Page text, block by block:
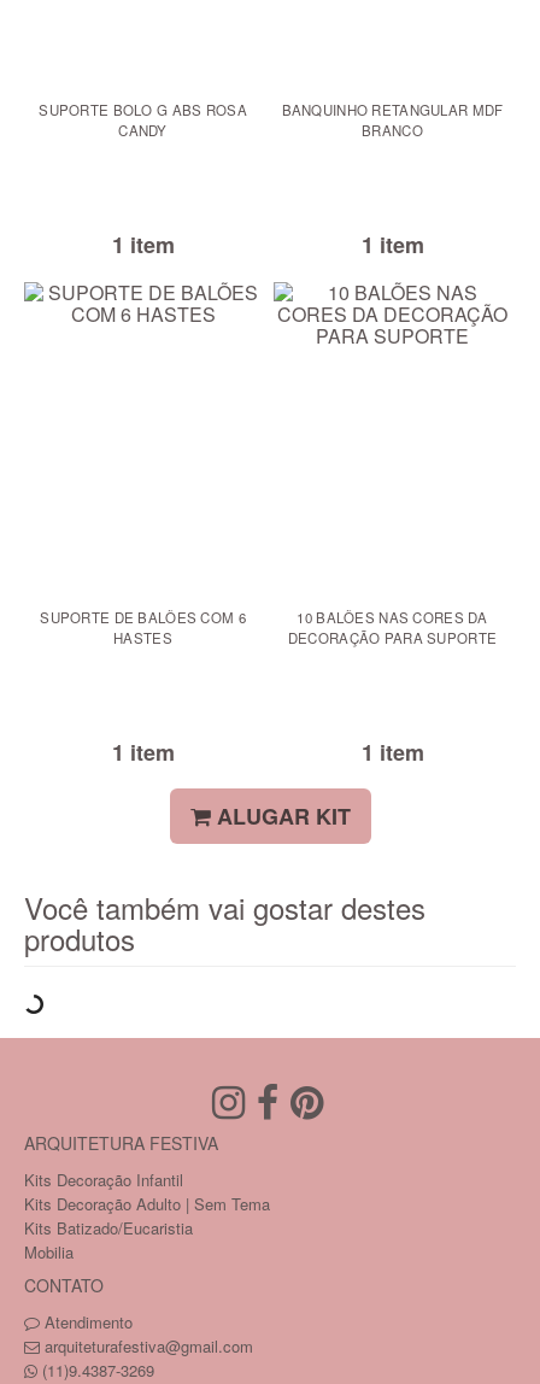
SUPORTE BOLO G ABS ROSA
CANDY
1 item
BANQUINHO RETANGULAR MDF
BRANCO
1 item
SUPORTE DE BALÕES COM 6
HASTES
1 item
10 BALÕES NAS CORES DA
DECORAÇÃO PARA SUPORTE
1 item
ALUGAR KIT
Você também vai gostar destes
produtos
ARQUITETURA FESTIVA
Kits Decoração Infantil
Kits Decoração Adulto | Sem Tema
Kits Batizado/Eucaristia
Mobilia
CONTATO
Atendimento
arquiteturafestiva@gmail.com
(11)9.4387-3269